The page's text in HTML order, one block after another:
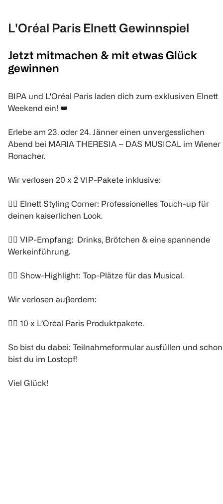
L'Oréal Paris Elnett Gewinnspiel
Jetzt mitmachen & mit etwas Glück
gewinnen
BIPA und L'Oréal Paris laden dich zum exklusiven Elnett
Weekend ein! 👑
Erlebe am 23. oder 24. Jänner einen unvergesslichen
Abend bei MARIA THERESIA – DAS MUSICAL im Wiener
Ronacher.
Wir verlosen 20 x 2 VIP-Pakete inklusive:
👉🏻 Elnett Styling Corner: Professionelles Touch-up für
deinen kaiserlichen Look.
👉🏻 VIP-Empfang: Drinks, Brötchen & eine spannende
Werkeinführung.
👉🏻 Show-Highlight: Top-Plätze für das Musical.
Wir verlosen außerdem:
👉🏻 10 x L’Oréal Paris Produktpakete.
So bist du dabei: Teilnahmeformular ausfüllen und schon
bist du im Lostopf!
Viel Glück!